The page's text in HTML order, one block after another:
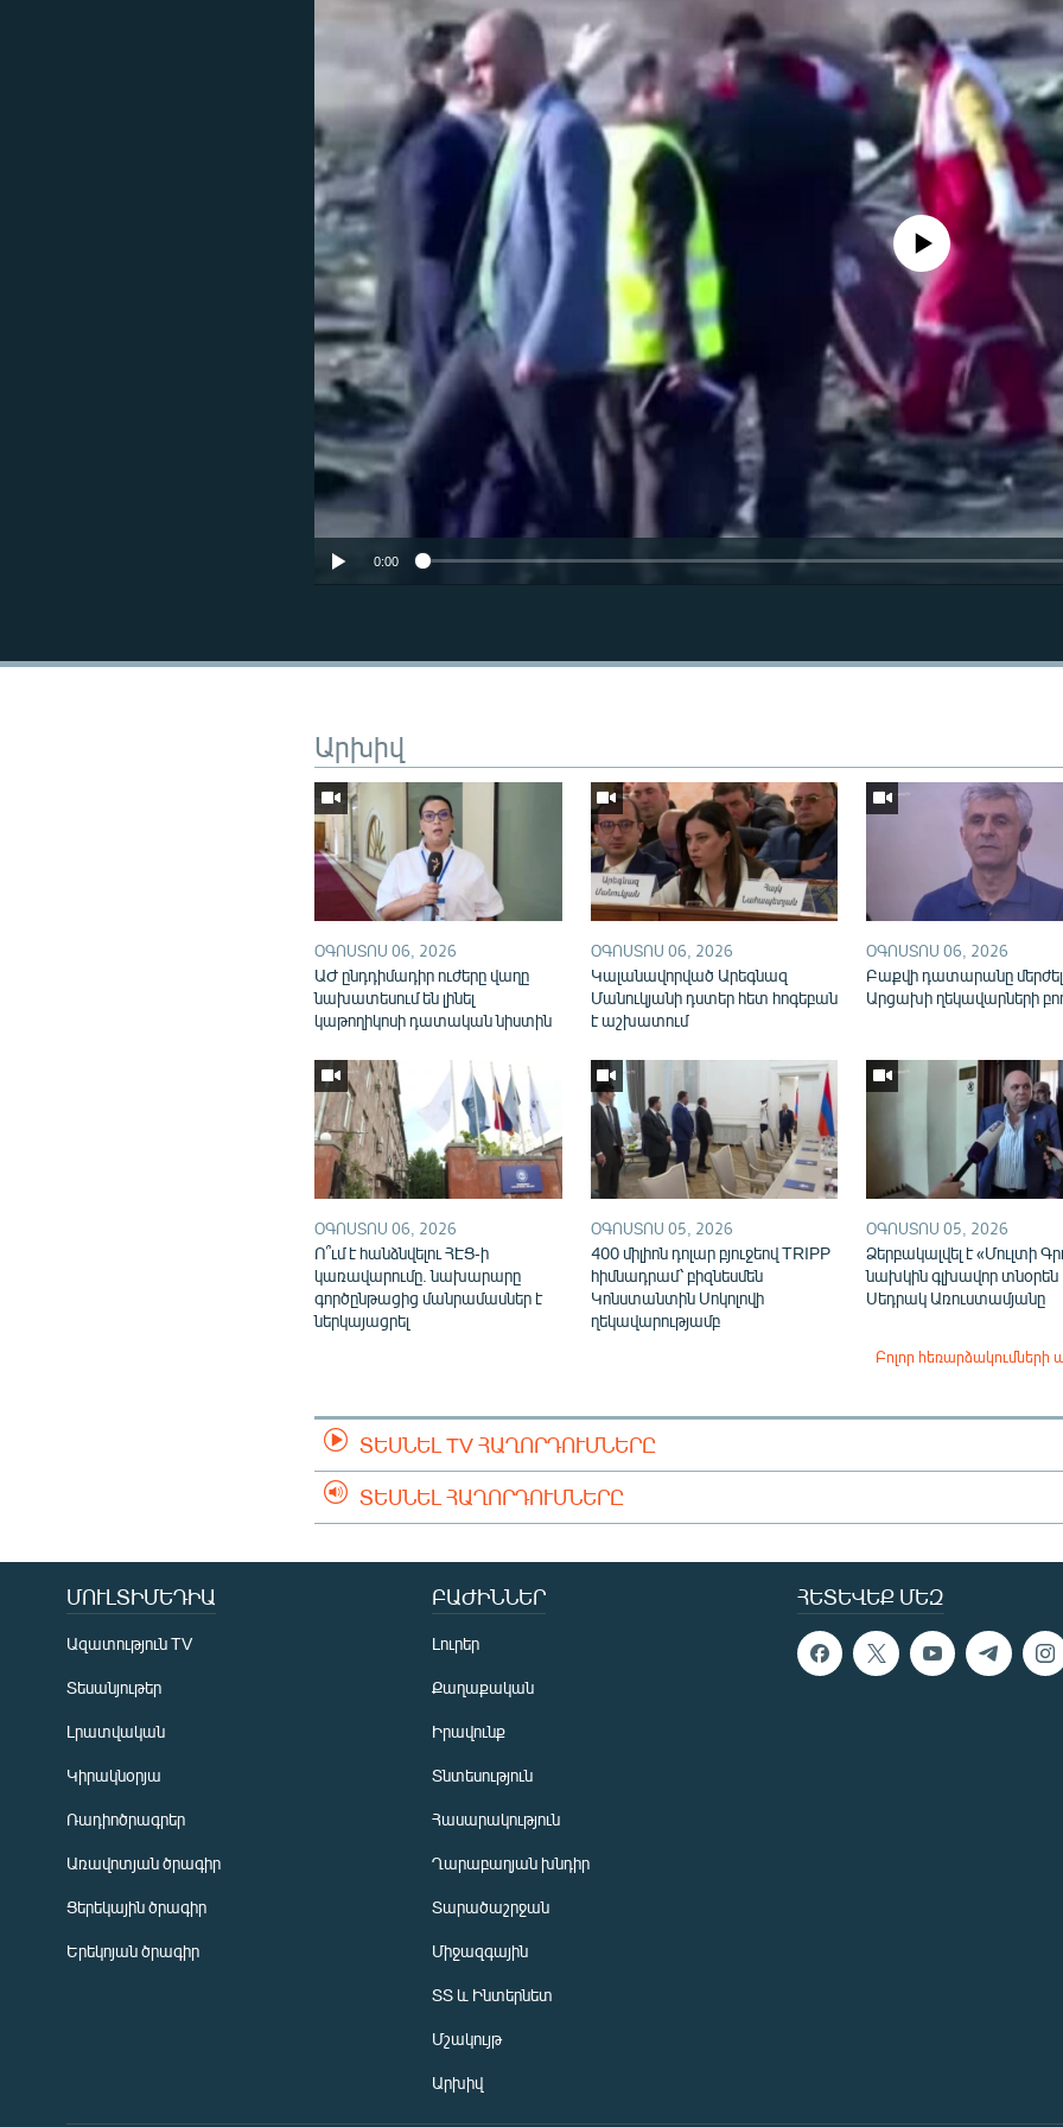
Auto 270p 360p
No media source currently
0:00
Արխիվ
ՕԳՈՍՏՈՍ 06, 2026
ԱԺ ընդդիմադիր ուժերը վաղը
նախատեսում են լինել
կաթողիկոսի դատական նիստին
ՕԳՈՍՏՈՍ 06, 2026
Կալանավորված Արեգնազ
Մանուկյանի դստեր հետ հոգեբան
է աշխատում
ՕԳՈՍՏՈՍ 06, 2026
Բաքվի դատարանը մերժել
Արցախի ղեկավարների
ՕԳՈՍՏՈՍ 06, 2026
Ո՞ւմ է հանձնվելու ՀԷՑ-ի
կառավարումը. նախարարը
գործընթացից մանրամասներ է
ներկայացրել
ՕԳՈՍՏՈՍ 05, 2026
400 միլիոն դոլար բյուջեով TRIPP
հիմնադրամ՝ բիզնեսմեն
Կոնստանտին Սոկոլովի
ղեկավարությամբ
ՕԳՈՍՏՈՍ 05, 2026
Ձերբակալվել է «Մուլտի
նախկին գլխավոր տնօրեն
Սեդրակ Առուստամյանը
Բոլոր հեռարձակումների
ՏԵՍՆԵԼ TV ՀԱՂՈՐԴՈՒՄՆԵՐԸ
ՏԵՍՆԵԼ ՀԱՂՈՐԴՈՒՄՆԵՐԸ
ՀԵՏԵՎԵՔ ՄԵԶ
ՄՈՒԼՏԻՄԵԴԻԱ
Ազատություն TV
Տեսանյութեր
Լրատվական
Կիրակնօրյա
Ռադիոծրագրեր
Առավոտյան ծրագիր
Ցերեկային ծրագիր
Երեկոյան ծրագիր
ԲԱԺԻՆՆԵՐ
Լուրեր
Քաղաքական
Իրավունք
Տնտեսություն
Հասարակություն
Ղարաբաղյան խնդիր
Տարածաշրջան
Միջազգային
ՏՏ և Ինտերնետ
Մշակույթ
Արխիվ